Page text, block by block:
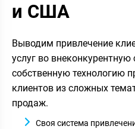
и США
Выводим привлечение
услуг во внеконкурентную
собственную технологию
клиентов из сложных
продаж.
Своя система